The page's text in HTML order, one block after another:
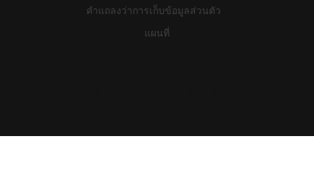
คำแถลงว่าการเก็บข้อมูลส่วนตัว
แผนที่